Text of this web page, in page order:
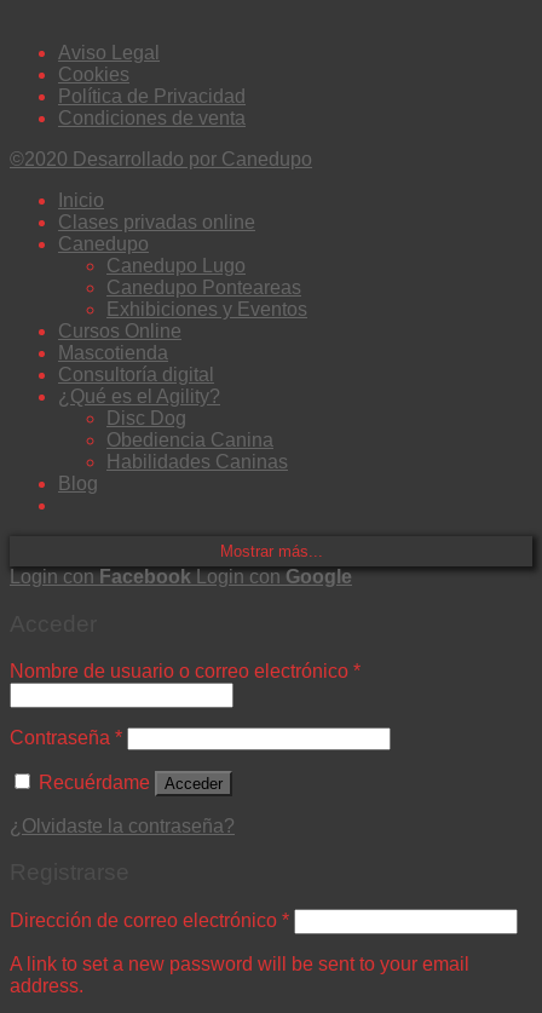
Aviso Legal
Cookies
Política de Privacidad
Condiciones de venta
©2020 Desarrollado por Canedupo
Inicio
Clases privadas online
Canedupo
Canedupo Lugo
Canedupo Ponteareas
Exhibiciones y Eventos
Cursos Online
Mascotienda
Consultoría digital
¿Qué es el Agility?
Disc Dog
Obediencia Canina
Habilidades Caninas
Blog
Mostrar más...
Login conFacebook Login conGoogle
Nombre de usuario o correo electrónico *
Contraseña *
Recuérdame Acceder
¿Olvidaste la contraseña?
Dirección de correo electrónico *
A link to set a new password will be sent to your email
address.